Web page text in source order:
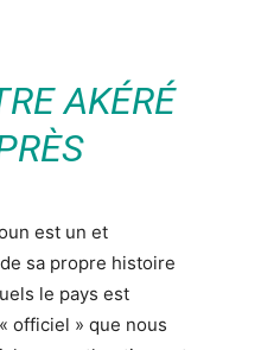
AKÉRÉ
est un et
sa propre histoire
le pays est
officiel » que nous